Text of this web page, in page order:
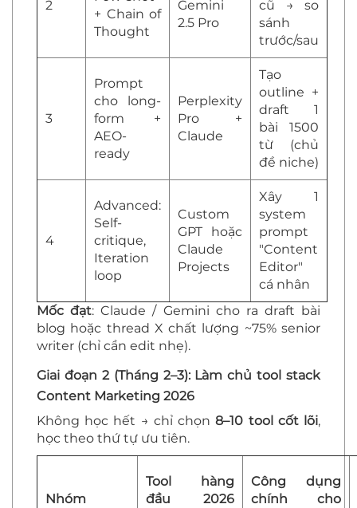
2
+ Chain of
Thought
Gemini
2.5 Pro
cũ → so
sánh
trước/sau
3
Prompt
cho long-
form +
AEO-
ready
Perplexity
Pro +
Claude
Tạo
outline +
draft 1
bài 1500
từ (chủ
đề niche)
4
Advanced:
Self-
critique,
Iteration
loop
Custom
GPT hoặc
Claude
Projects
Xây 1
system
prompt
"Content
Editor"
cá nhân
Mốc đạt: Claude / Gemini cho ra draft bài
blog hoặc thread X chất lượng ~75% senior
writer (chỉ cần edit nhẹ).
Giai đoạn 2 (Tháng 2–3): Làm chủ tool stack
Content Marketing 2026
Không học hết → chỉ chọn8–10 tool cốt lõi,
học theo thứ tự ưu tiên.
Nhóm
Tool hàng
đầu 2026
Công dụng
chính cho